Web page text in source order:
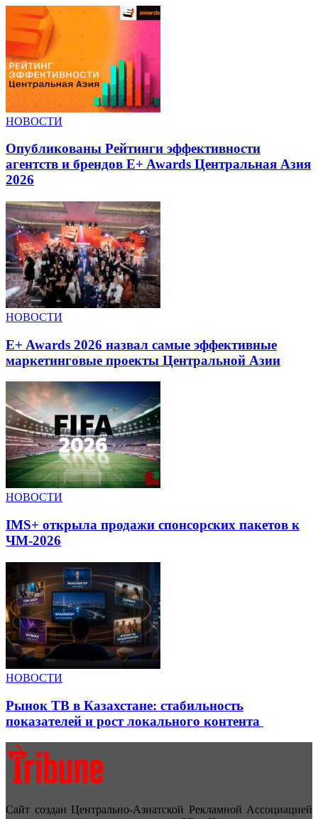
НОВОСТИ
Опубликованы Рейтинги эффективности
агентств и брендов E+ Awards Центральная Азия
2026
НОВОСТИ
E+ Awards 2026 назвал самые эффективные
маркетинговые проекты Центральной Азии
НОВОСТИ
IMS+ открыла продажи спонсорских пакетов к
ЧМ-2026
НОВОСТИ
Рынок ТВ в Казахстане: стабильность
показателей и рост локального контента
Сайт создан Центрально-Азиатской Рекламной Ассоциацией